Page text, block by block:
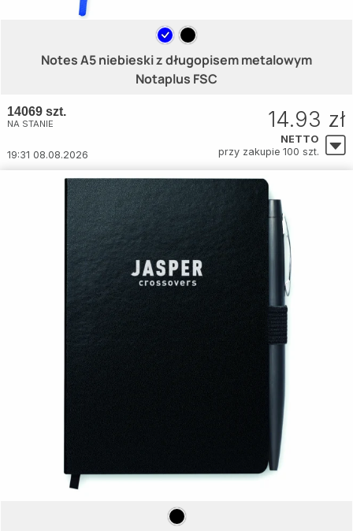
Notes A5 niebieski z długopisem metalowym
Notaplus FSC
14069 szt.
NA STANIE
19:31 08.08.2026
14.93 zł
NETTO
przy zakupie 100 szt.